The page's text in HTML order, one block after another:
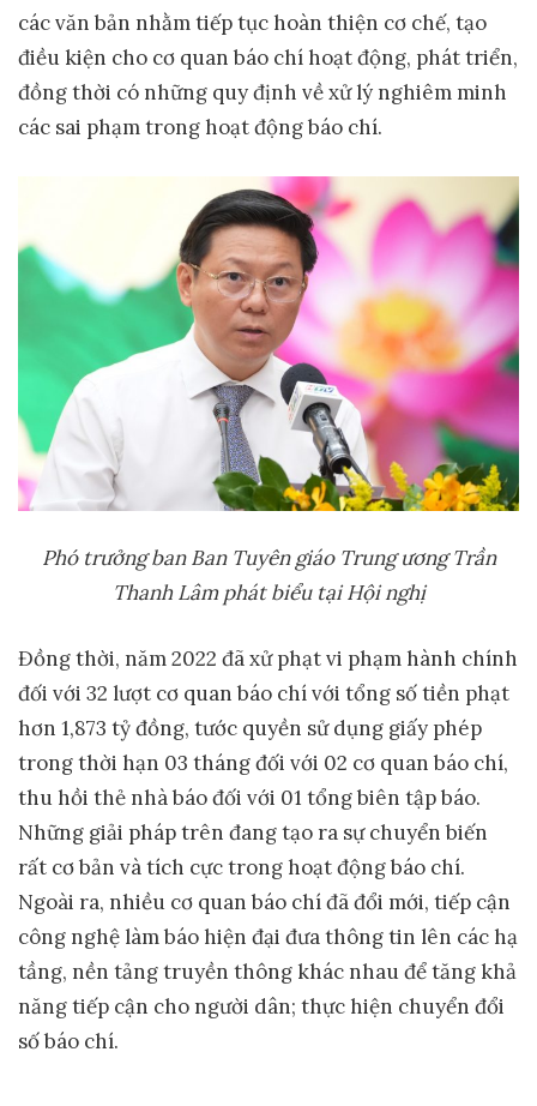
các văn bản nhằm tiếp tục hoàn thiện cơ chế, tạo
điều kiện cho cơ quan báo chí hoạt động, phát triển,
đồng thời có những quy định về xử lý nghiêm minh
các sai phạm trong hoạt động báo chí.
Phó trưởng ban Ban Tuyên giáo Trung ương Trần
Thanh Lâmphát biểu tại Hội nghị
Đồng thời, năm 2022 đã xử phạt vi phạm hành chính
đối với 32 lượt cơ quan báo chí với tổng số tiền phạt
hơn 1,873 tỷ đồng, tước quyền sử dụng giấy phép
trong thời hạn 03 tháng đối với 02 cơ quan báo chí,
thu hồi thẻ nhà báo đối với 01 tổng biên tập báo.
Những giải pháp trên đang tạo ra sự chuyển biến
rất cơ bản và tích cực trong hoạt động báo chí.
Ngoài ra, nhiều cơ quan báo chí đã đổi mới, tiếp cận
công nghệ làm báo hiện đại đưa thông tin lên các hạ
tầng, nền tảng truyền thông khác nhau để tăng khả
năng tiếp cận cho người dân; thực hiện chuyển đổi
số báo chí.